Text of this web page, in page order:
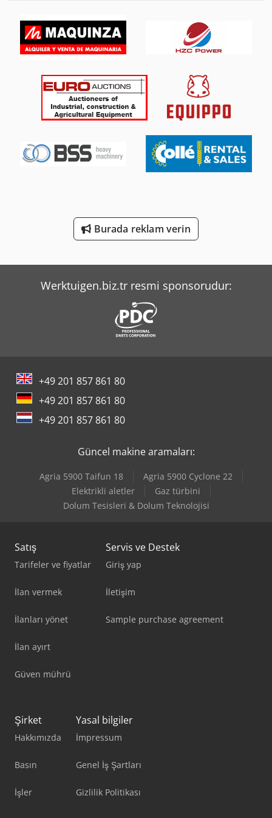
Mercedes-Benz Atego
Mercedes-Benz Atego 1200
Mercedes-Benz Atego 800
Mercedes-Benz Sprinter
Mercedes-Benz Sprinter 300
Mercedes-Benz Sprinter 316
Volvo A 25
Burada reklam verin
Werktuigen.biz.tr resmi sponsorudur:
+49 201 857 861 80
+49 201 857 861 80
+49 201 857 861 80
Güncel makine aramaları:
Agria 5900 Taifun 18
Agria 5900 Cyclone 22
Elektrikli aletler
Gaz türbini
Dolum Tesisleri & Dolum Teknolojisi
Satış
Tarifeler ve fiyatlar
İlan vermek
İlanları yönet
İlan ayırt
Güven mührü
Servis ve Destek
Giriş yap
İletişim
Sample purchase agreement
Şirket
Hakkımızda
Basın
İşler
Yasal bilgiler
İmpressum
Genel İş Şartları
Gizlilik Politikası